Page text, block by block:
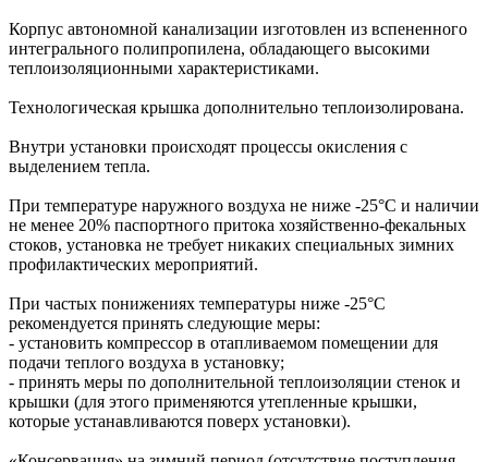
Корпус автономной канализации изготовлен из вспененного
интегрального полипропилена, обладающего высокими
теплоизоляционными характеристиками.
Технологическая крышка дополнительно теплоизолирована.
Внутри установки происходят процессы окисления с
выделением тепла.
При температуре наружного воздуха не ниже -25°С и наличии
не менее 20% паспортного притока хозяйственно-фекальных
стоков, установка не требует никаких специальных зимних
профилактических мероприятий.
При частых понижениях температуры ниже -25°С
рекомендуется принять следующие меры:
- установить компрессор в отапливаемом помещении для
подачи теплого воздуха в установку;
- принять меры по дополнительной теплоизоляции стенок и
крышки (для этого применяются утепленные крышки,
которые устанавливаются поверх установки).